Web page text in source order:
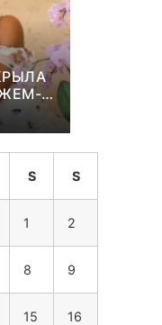
S S
1 2
8 9
15 16